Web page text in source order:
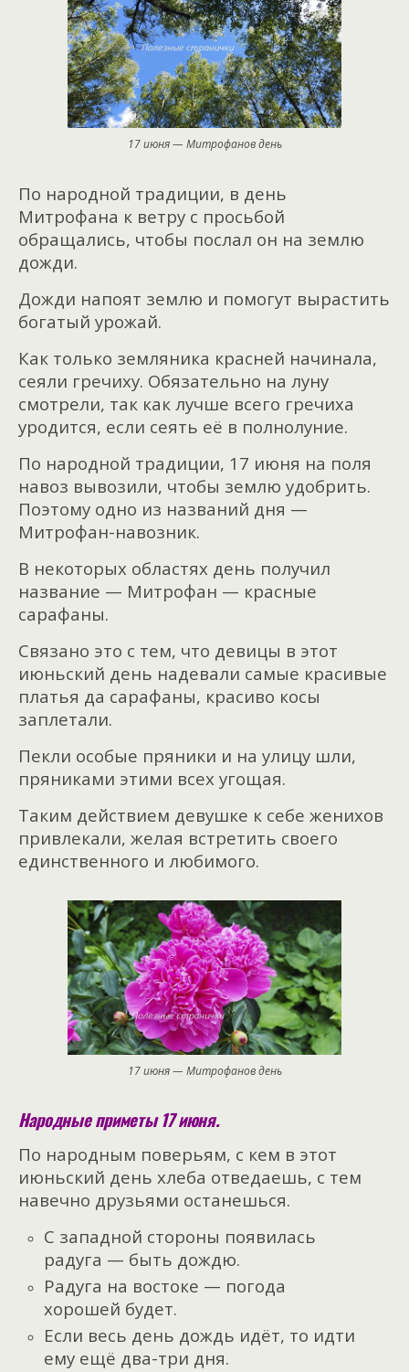
17 июня — Митрофанов день
По народной традиции, в день
Митрофана к ветру с просьбой
обращались, чтобы послал он на землю
дожди.
Дожди напоят землю и помогут вырастить
богатый урожай.
Как только земляника красней начинала,
сеяли гречиху. Обязательно на луну
смотрели, так как лучше всего гречиха
уродится, если сеять её в полнолуние.
По народной традиции, 17 июня на поля
навоз вывозили, чтобы землю удобрить.
Поэтому одно из названий дня —
Митрофан-навозник.
В некоторых областях день получил
название — Митрофан — красные
сарафаны.
Связано это с тем, что девицы в этот
июньский день надевали самые красивые
платья да сарафаны, красиво косы
заплетали.
Пекли особые пряники и на улицу шли,
пряниками этими всех угощая.
Таким действием девушке к себе женихов
привлекали, желая встретить своего
единственного и любимого.
17 июня — Митрофанов день
Народные приметы 17 июня.
По народным поверьям, с кем в этот
июньский день хлеба отведаешь, с тем
навечно друзьями останешься.
С западной стороны появилась
радуга — быть дождю.
Радуга на востоке — погода
хорошей будет.
Если весь день дождь идёт, то идти
ему ещё два-три дня.